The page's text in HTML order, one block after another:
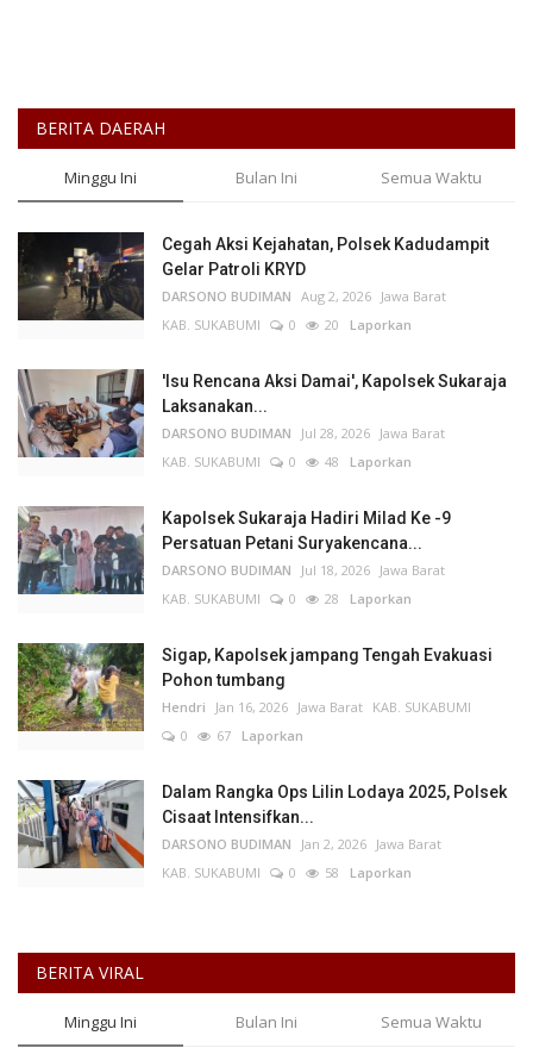
BERITA DAERAH
Minggu Ini Bulan Ini Semua Waktu
Cegah Aksi Kejahatan, Polsek Kadudampit
Gelar Patroli KRYD
DARSONO BUDIMAN Aug 2, 2026 Jawa Barat
KAB. SUKABUMI
0 20 Laporkan
'Isu Rencana Aksi Damai', Kapolsek Sukaraja
Laksanakan...
DARSONO BUDIMAN Jul 28, 2026 Jawa Barat
KAB. SUKABUMI
0 48 Laporkan
Kapolsek Sukaraja Hadiri Milad Ke -9
Persatuan Petani Suryakencana...
DARSONO BUDIMAN Jul 18, 2026 Jawa Barat
KAB. SUKABUMI
0 28 Laporkan
Sigap, Kapolsek jampang Tengah Evakuasi
Pohon tumbang
Hendri Jan 16, 2026 Jawa Barat KAB. SUKABUMI
0
67 Laporkan
Dalam Rangka Ops Lilin Lodaya 2025, Polsek
Cisaat Intensifkan...
DARSONO BUDIMAN Jan 2, 2026 Jawa Barat
KAB. SUKABUMI
0 58 Laporkan
BERITA VIRAL
Minggu Ini Bulan Ini Semua Waktu